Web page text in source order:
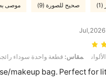
صحيح للصورة (9) موصى به
مقاس: قطعة واحدة سوداء رائجة
مقاس: قطعة واحدة سوداء
makeup bag. Perfect for